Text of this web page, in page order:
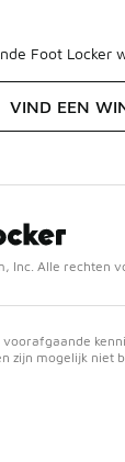
Foot Locker
VIND EEN
Inc. Alle rechten
voorafgaande
zijn mogelijk niet